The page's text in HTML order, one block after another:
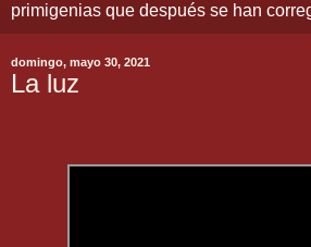
primigenias que después se han
domingo, mayo 30, 2021
La luz